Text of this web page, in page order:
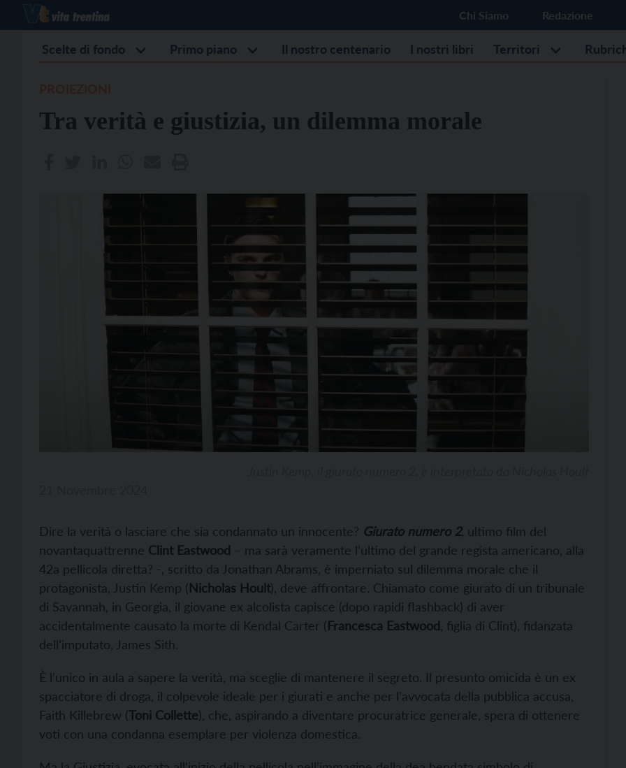
Chi Siamo Redazione
Scelte di fondo Primo piano Il nostro centenario I nostri libri Territori
Tra verità e giustizia, un dilemma morale
Dire la verità o lasciare che sia condannato un innocente? Giurato numero 2, ultimo film del
novantaquattrenne Clint Eastwood – ma sarà veramente l’ultimo del grande regista americano, alla
42a pellicola diretta? -, scritto da Jonathan Abrams, è imperniato sul dilemma morale che il
protagonista, Justin Kemp (Nicholas Hoult), deve affrontare. Chiamato come giurato di un tribunale
di Savannah, in Georgia, il giovane ex alcolista capisce (dopo rapidi flashback) di aver
accidentalmente causato la morte di Kendal Carter (Francesca Eastwood , figlia di Clint), fidanzata
dell’imputato, James Sith.
È l’unico in aula a sapere la verità, ma sceglie di mantenere il segreto. Il presunto omicida è un ex
spacciatore di droga, il colpevole ideale per i giurati e anche per l’avvocata della pubblica accusa,
Faith Killebrew (Toni Collette), che, aspirando a diventare procuratrice generale, spera di ottenere
voti con una condanna esemplare per violenza domestica.